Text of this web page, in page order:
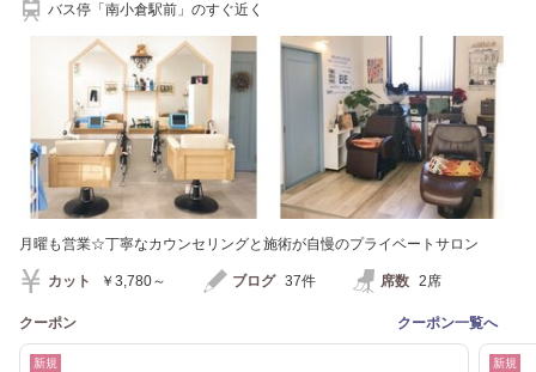
バス停「南小倉駅前」のすぐ近く
月曜も営業☆丁寧なカウンセリングと施術が自慢のプライベートサロン
カット ￥3,780～ ブログ 37件 席数 2席
クーポン クーポン一覧へ
新規 新規